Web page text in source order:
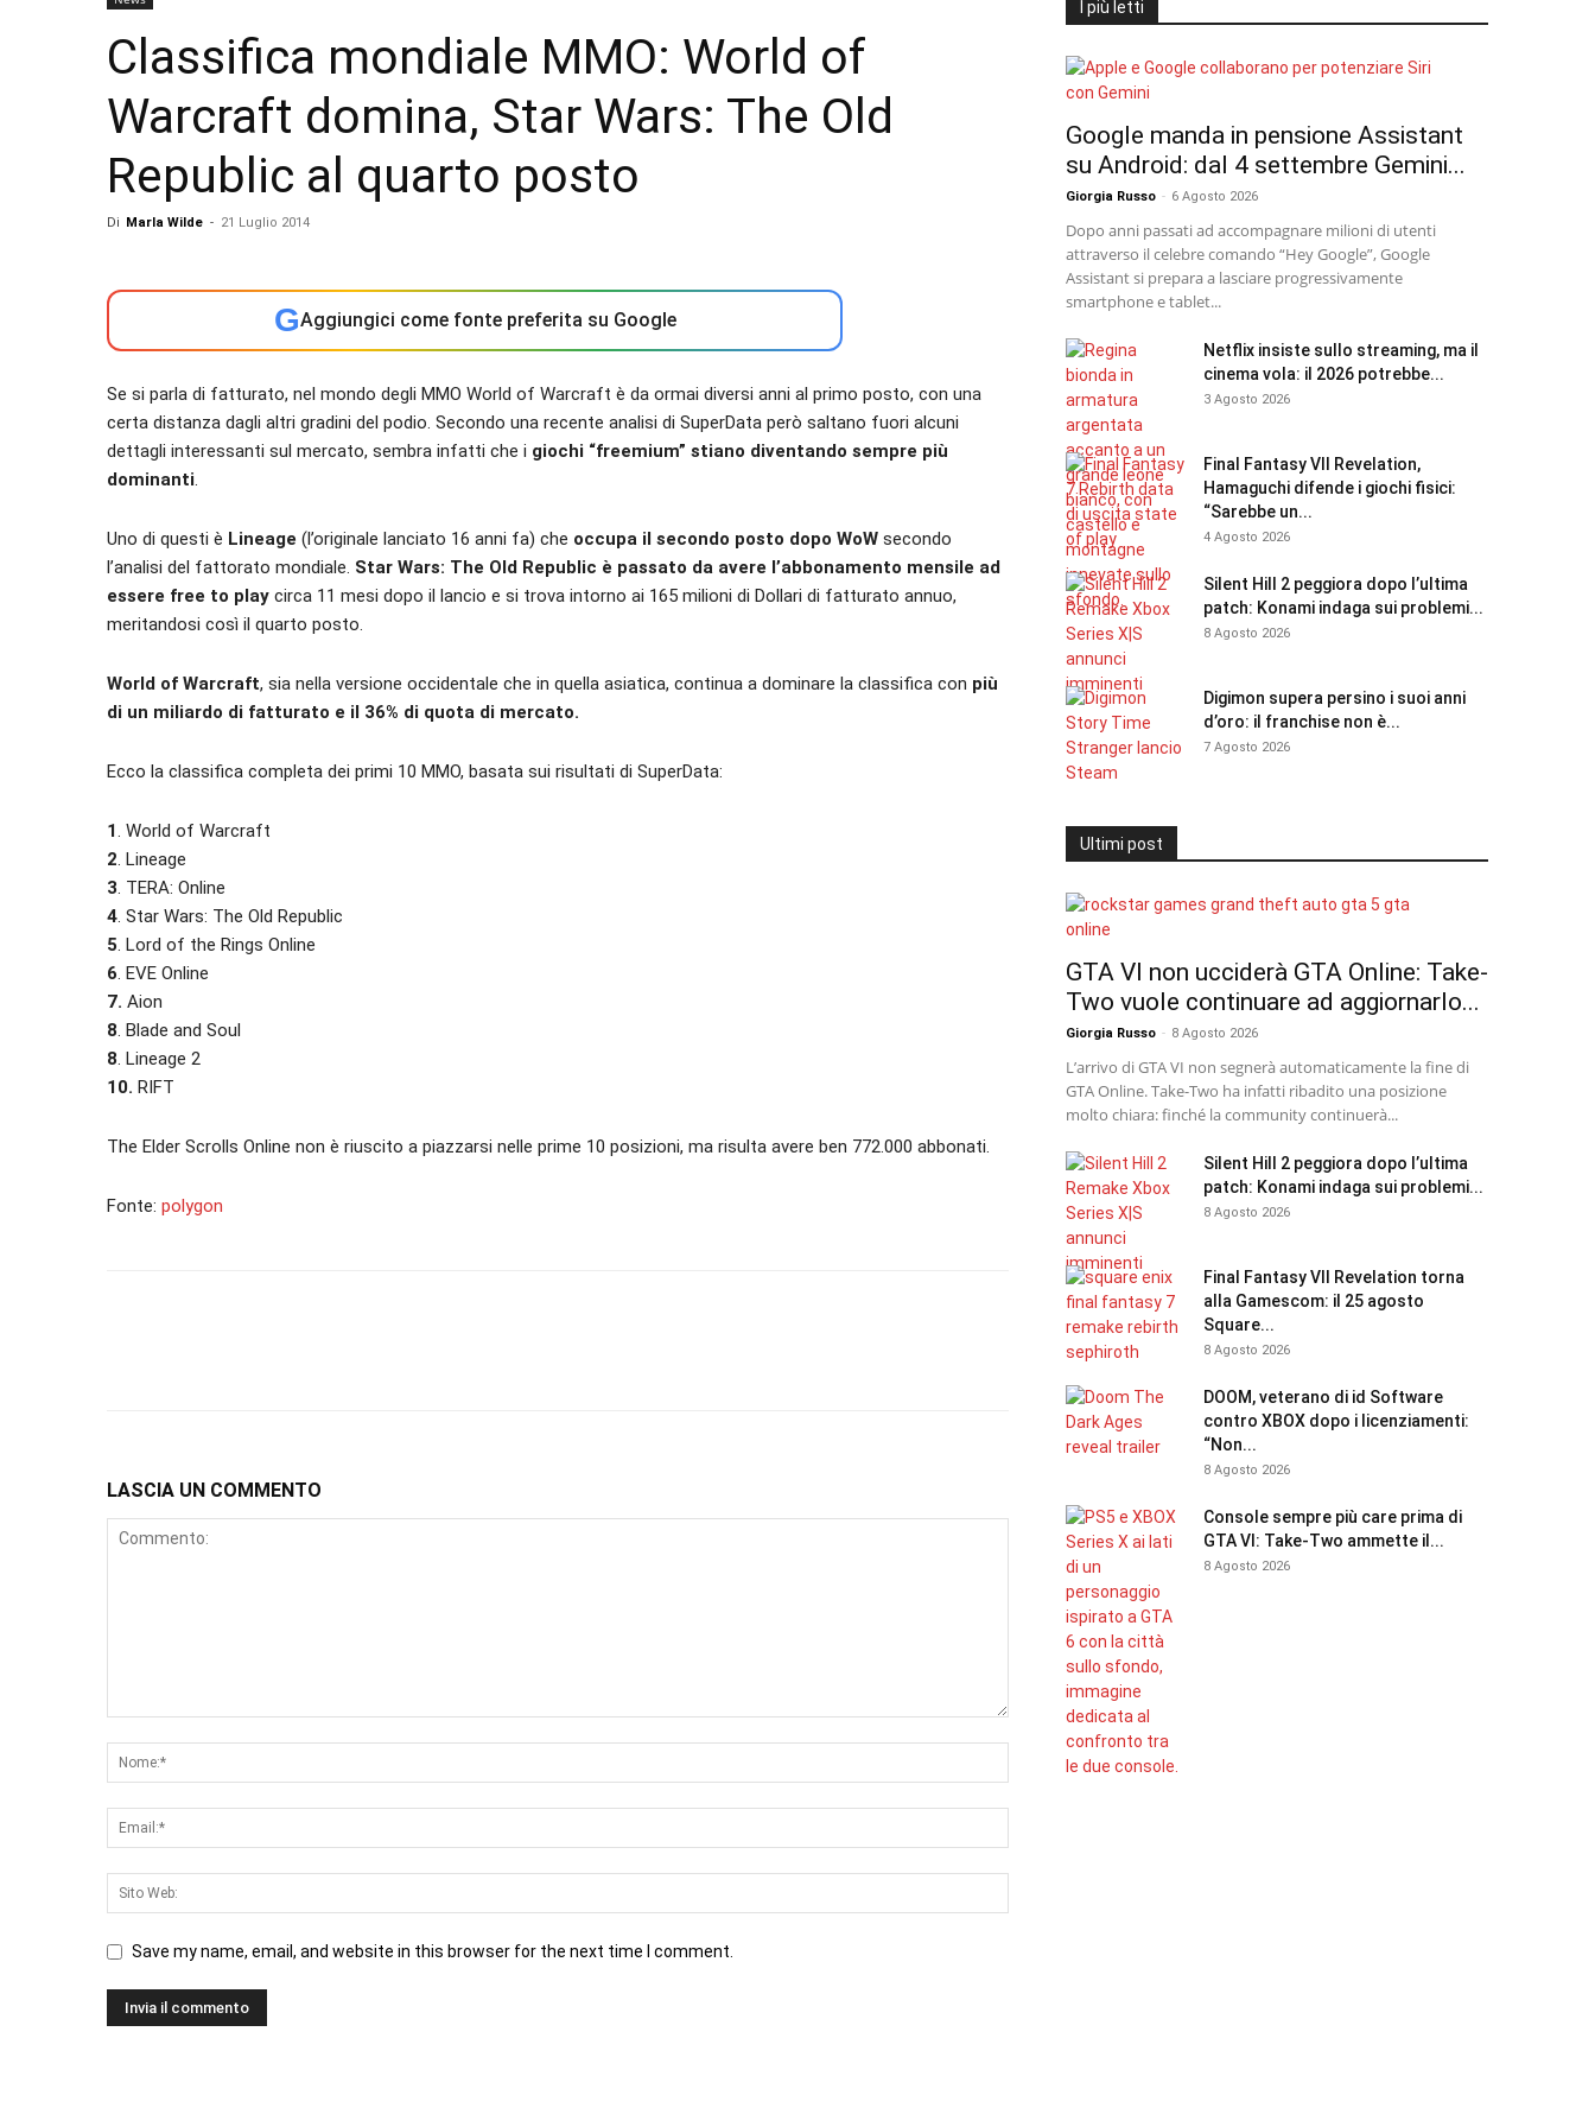
Classifica mondiale MMO: World of
Warcraft domina, Star Wars: The Old
Republic al quarto posto
Di Marla Wilde - 21 Luglio 2014
GAggiungici come fonte preferita su Google
Se si parla di fatturato, nel mondo degli MMO World of Warcraft è da ormai diversi anni al primo posto, con una
certa distanza dagli altri gradini del podio. Secondo una recente analisi di SuperData però saltano fuori alcuni
dettagli interessanti sul mercato, sembra infatti che i giochi “freemium” stiano diventando sempre più
dominanti.
Uno di questi è Lineage (l’originale lanciato 16 anni fa) che occupa il secondo posto dopo WoW secondo
l’analisi del fattorato mondiale. Star Wars: The Old Republic è passato da avere l’abbonamento mensile ad
essere free to play circa 11 mesi dopo il lancio e si trova intorno ai 165 milioni di Dollari di fatturato annuo,
meritandosi così il quarto posto.
World of Warcraft, sia nella versione occidentale che in quella asiatica, continua a dominare la classifica con più
di un miliardo di fatturato e il 36% di quota di mercato.
Ecco la classifica completa dei primi 10 MMO, basata sui risultati di SuperData:
1. World of Warcraft
2. Lineage
3. TERA: Online
4. Star Wars: The Old Republic
5. Lord of the Rings Online
6. EVE Online
7. Aion
8. Blade and Soul
8. Lineage 2
10. RIFT
The Elder Scrolls Online non è riuscito a piazzarsi nelle prime 10 posizioni, ma risulta avere ben 772.000 abbonati.
Fonte: polygon
LASCIA UN COMMENTO
Save my name, email, and website in this browser for the next time I comment.
I più letti
Google manda in pensione Assistant
su Android: dal 4 settembre Gemini...
Giorgia Russo - 6 Agosto 2026
Dopo anni passati ad accompagnare milioni di utenti
attraverso il celebre comando “Hey Google”, Google
Assistant si prepara a lasciare progressivamente
smartphone e tablet...
Netflix insiste sullo streaming, ma il
cinema vola: il 2026 potrebbe...
3 Agosto 2026
Final Fantasy VII Revelation,
Hamaguchi difende i giochi fisici:
“Sarebbe un...
4 Agosto 2026
Silent Hill 2 peggiora dopo l’ultima
patch: Konami indaga sui problemi...
8 Agosto 2026
Digimon supera persino i suoi anni
d’oro: il franchise non è...
7 Agosto 2026
Ultimi post
GTA VI non ucciderà GTA Online: Take-
Two vuole continuare ad aggiornarlo...
Giorgia Russo - 8 Agosto 2026
L’arrivo di GTA VI non segnerà automaticamente la fine di
GTA Online. Take-Two ha infatti ribadito una posizione
molto chiara: finché la community continuerà...
Silent Hill 2 peggiora dopo l’ultima
patch: Konami indaga sui problemi...
8 Agosto 2026
Final Fantasy VII Revelation torna
alla Gamescom: il 25 agosto
Square...
8 Agosto 2026
DOOM, veterano di id Software
contro XBOX dopo i licenziamenti:
“Non...
8 Agosto 2026
Console sempre più care prima di
GTA VI: Take-Two ammette il...
8 Agosto 2026